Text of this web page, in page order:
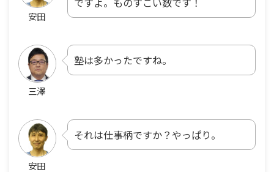
安田
三澤
塾は多かったですね。
安田
それは仕事柄ですか？やっぱり。